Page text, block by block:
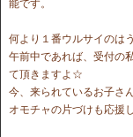
能です。
何より１番ウルサイのは
午前中であれば、受付の
て頂きますよ☆
今、来られているお子さ
オモチャの片づけも応援